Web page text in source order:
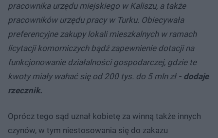
pracownika urzędu miejskiego w Kaliszu, a także
pracowników urzędu pracy w Turku. Obiecywała
preferencyjne zakupy lokali mieszkalnych w ramach
licytacji komorniczych bądź zapewnienie dotacji na
funkcjonowanie działalności gospodarczej, gdzie te
kwoty miały wahać się od 200 tys. do 5 mln zł - dodaje
rzecznik.
Oprócz tego sąd uznał kobietę za winną także innych
czynów, w tym niestosowania się do zakazu